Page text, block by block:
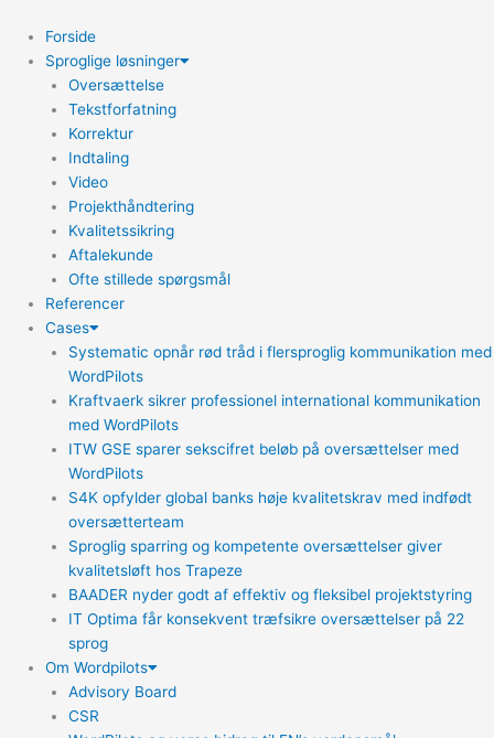
Forside
Sproglige løsninger
Oversættelse
Tekstforfatning
Korrektur
Indtaling
Video
Projekthåndtering
Kvalitetssikring
Aftalekunde
Ofte stillede spørgsmål
Referencer
Cases
Systematic opnår rød tråd i flersproglig kommunikation med
WordPilots
Kraftvaerk sikrer professionel international kommunikation
med WordPilots
ITW GSE sparer sekscifret beløb på oversættelser med
WordPilots
S4K opfylder global banks høje kvalitetskrav med indfødt
oversætterteam
Sproglig sparring og kompetente oversættelser giver
kvalitetsløft hos Trapeze
BAADER nyder godt af effektiv og fleksibel projektstyring
IT Optima får konsekvent træfsikre oversættelser på 22
sprog
Om Wordpilots
Advisory Board
CSR